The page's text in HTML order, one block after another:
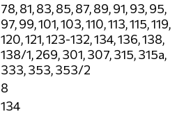
78, 81, 83, 85, 87, 89, 91, 93, 95,
97, 99, 101, 103, 110, 113, 115, 119,
120, 121, 123-132, 134, 136, 138,
138/1, 269, 301, 307, 315, 315а,
333, 353, 353/2
8
134